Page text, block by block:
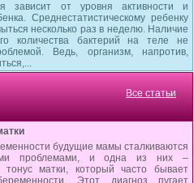
зависит от уровня активности и
Среднестатистическому ребенку
несколько раз в неделю. Наличие
количества бактерий на теле не
Ведь, организм, напротив,
Все статьи
будущие мамы сталкиваются
проблемами, и одна из них –
матки, который часто бывает
Этот диагноз пугает